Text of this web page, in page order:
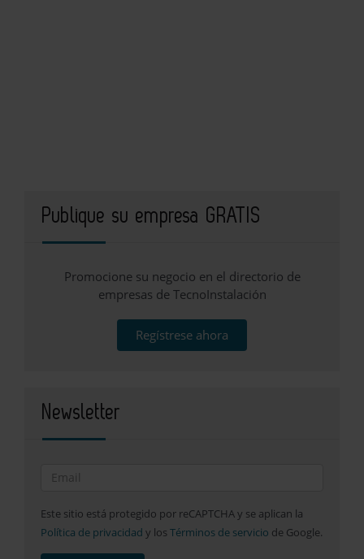
Publique su empresa GRATIS
Promocione su negocio en el directorio de
empresas de TecnoInstalación
Regístrese ahora
Newsletter
Este sitio está protegido por reCAPTCHA y se aplican la
Política de privacidad y los Términos de servicio de Google.